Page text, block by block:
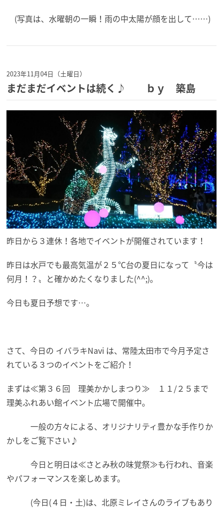
(写真は、水曜朝の一瞬！雨の中太陽が顔を出して……)
2023年11月04日（土曜日）
まだまだイベントは続く♪ ｂｙ 築島
昨日から３連休！各地でイベントが開催されています！
昨日は水戸でも最高気温が２５℃台の夏日になって〝今は
何月！？〟と確かめたくなりました(^^;)。
今日も夏日予想です…。
さて、今日の イバラキNavi は、常陸太田市で今月予定さ
れている３つのイベントをご紹介！
まずは≪第３６回 理美かかしまつり≫ １１/２５まで
理美ふれあい館イベント広場で開催中。
一般の方々による、オリジナリティ豊かな手作りか
かしをご覧下さい♪
今日と明日は≪さとみ秋の味覚祭≫も行われ、音楽
やパフォーマンスを楽しめます。
(今日(４日・土)は、北原ミレイさんのライブもあり